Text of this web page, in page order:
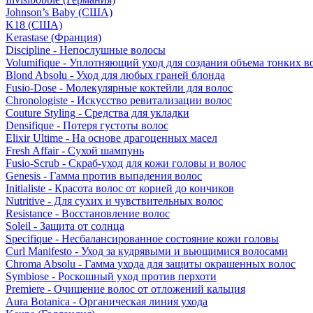
Johnson’s Baby (США)
K18 (США)
Kerastase (Франция)
Discipline - Непослушные волосы
Volumifique - Уплотняющий уход для создания объема тонких
Blond Absolu - Уход для любых граней блонда
Fusio-Dose - Молекулярные коктейли для волос
Chronologiste - Искусство ревитализации волос
Couture Styling - Средства для укладки
Densifique - Потеря густоты волос
Elixir Ultime - На основе драгоценных масел
Fresh Affair - Сухой шампунь
Fusio-Scrub - Скраб-уход для кожи головы и волос
Genesis - Гамма против выпадения волос
Initialiste - Красота волос от корней до кончиков
Nutritive - Для сухих и чувствительных волос
Resistance - Восстановление волос
Soleil - Защита от солнца
Specifique - Несбалансированное состояние кожи головы
Curl Manifesto - Уход за кудрявыми и вьющимися волосами
Chroma Absolu - Гамма ухода для защиты окрашенных волос
Symbiose - Роскошный уход против перхоти
Premiere - Очищение волос от отложений кальция
Aura Botanica - Органическая линия ухода